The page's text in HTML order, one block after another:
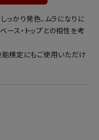
っかり発色、ムラになりに
ース・トップとの相性を考
検定にもご使用いただけ